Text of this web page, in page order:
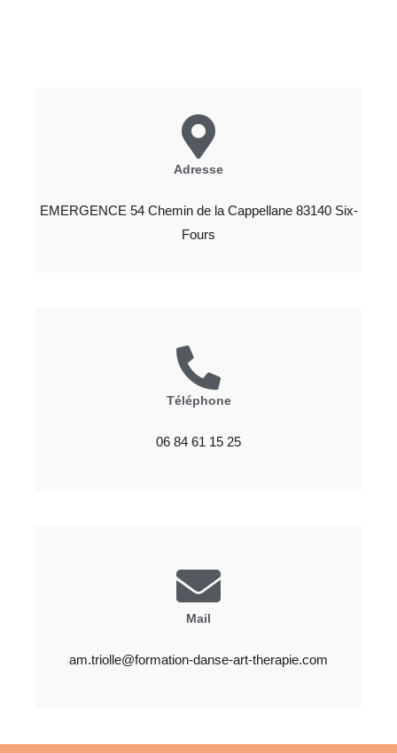
Adresse
EMERGENCE 54 Chemin de la Cappellane 83140 Six-
Fours
Téléphone
06 84 61 15 25
Mail
am.triolle@formation-danse-art-therapie.com